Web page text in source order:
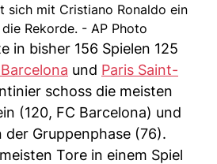
sich mit Cristiano Ronaldo ein
die Rekorde. - AP Photo
in bisher 156 Spielen 125
und Paris Saint-
schoss die meisten
(120, FC Barcelona) und
der Gruppenphase (76).
Tore in einem Spiel